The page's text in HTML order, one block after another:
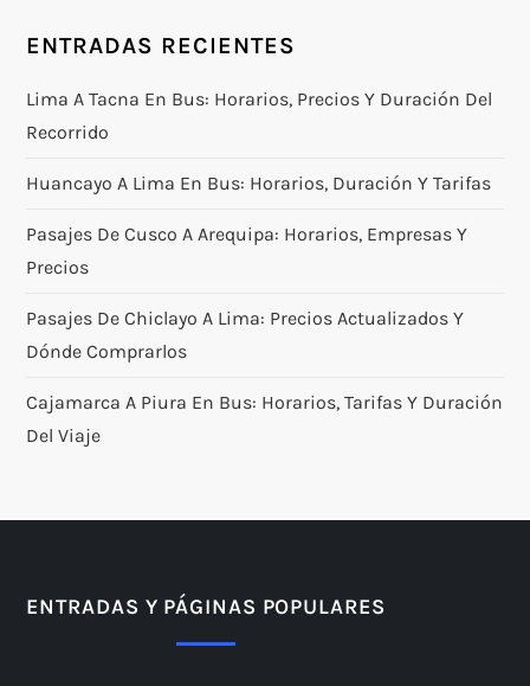
ENTRADAS RECIENTES
Lima A Tacna En Bus: Horarios, Precios Y Duración Del
Recorrido
Huancayo A Lima En Bus: Horarios, Duración Y Tarifas
Pasajes De Cusco A Arequipa: Horarios, Empresas Y
Precios
Pasajes De Chiclayo A Lima: Precios Actualizados Y
Dónde Comprarlos
Cajamarca A Piura En Bus: Horarios, Tarifas Y Duración
Del Viaje
ENTRADAS Y PÁGINAS POPULARES